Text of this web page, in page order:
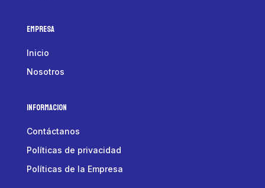
Empresa
Inicio
Nosotros
Informacion
Contáctanos
Políticas de privacidad
Políticas de la Empresa